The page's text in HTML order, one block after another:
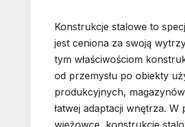
Konstrukcje stalowe to
jest ceniona za swoją
tym właściwościom
od przemysłu po obiekty
produkcyjnych,
łatwej adaptacji wnętrza.